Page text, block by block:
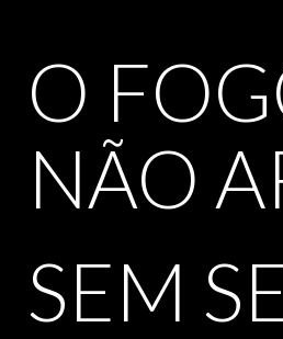
O
NÃO
SEM